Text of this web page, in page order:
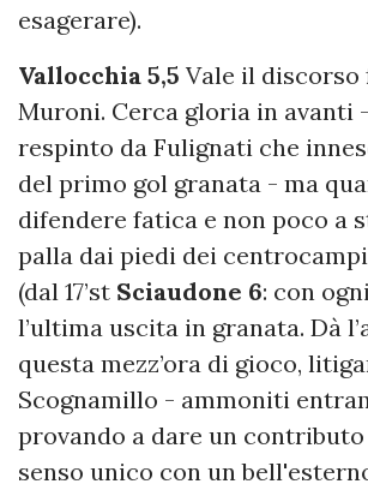
esagerare).
Vallocchia 5,5 Vale il
Muroni. Cerca gloria in avanti
respinto da Fulignati che
del primo gol granata - ma
difendere fatica e non poco a
palla dai piedi dei
(dal 17’st Sciaudone 6: con
l’ultima uscita in granata. Dà
questa mezz’ora di gioco,
Scognamillo - ammoniti
provando a dare un contributo
senso unico con un